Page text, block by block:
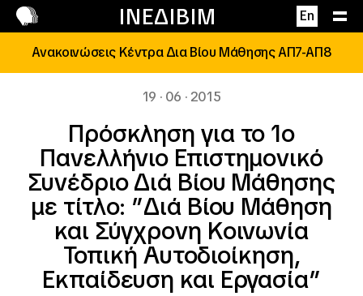
ΙΝΕΔΙΒΙΜ En
Επικοινωνία
Ανακοινώσεις Κέντρα Δια Βίου Μάθησης ΑΠ7-ΑΠ8
19 · 06 · 2015
Πρόσκληση για το 1ο
Πανελλήνιο Επιστημονικό
Συνέδριο Διά Βίου Μάθησης
με τίτλο: ”Διά Βίου Μάθηση
και Σύγχρονη Κοινωνία
Τοπική Αυτοδιοίκηση,
Εκπαίδευση και Εργασία”